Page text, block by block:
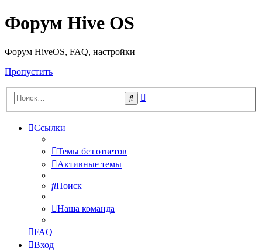
Форум Hive OS
Форум HiveOS, FAQ, настройки
Пропустить
Поиск
Ссылки
Темы без ответов
Активные темы
Поиск
Наша команда
FAQ
Вход